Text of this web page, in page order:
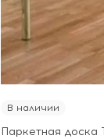
В наличии
Паркетная